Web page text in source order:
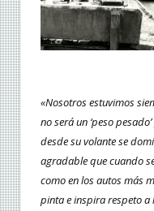
«Nosotros estuvimos
no será un ‘peso
desde su volante se
agradable que cuando
como en los autos más
pinta e inspira respeto a